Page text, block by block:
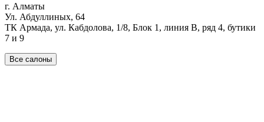
г. Алматы
Ул. Абдуллиных, 64
ТК Армада, ул. Кабдолова, 1/8, Блок 1, линия В, ряд 4, бутики
7 и 9
Все салоны